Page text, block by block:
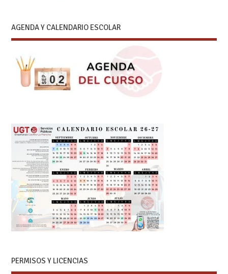
AGENDA Y CALENDARIO ESCOLAR
PERMISOS Y LICENCIAS